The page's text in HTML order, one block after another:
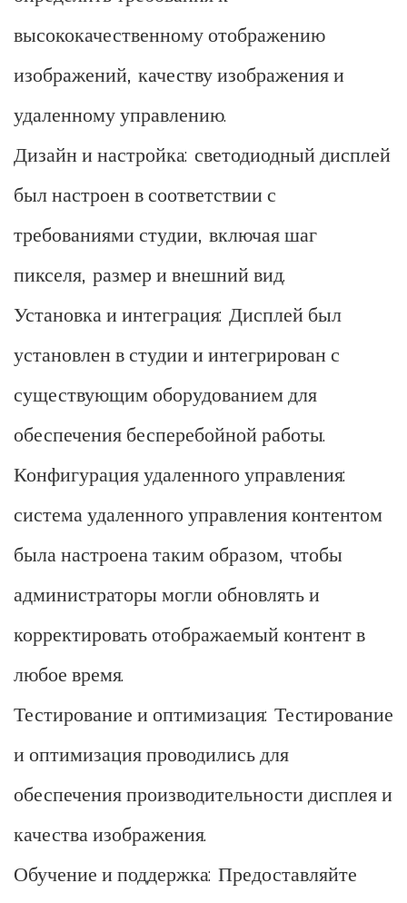
высококачественному отображению
изображений, качеству изображения и
удаленному управлению.
Дизайн и настройка: светодиодный дисплей
был настроен в соответствии с
требованиями студии, включая шаг
пикселя, размер и внешний вид.
Установка и интеграция: Дисплей был
установлен в студии и интегрирован с
существующим оборудованием для
обеспечения бесперебойной работы.
Конфигурация удаленного управления:
система удаленного управления контентом
была настроена таким образом, чтобы
администраторы могли обновлять и
корректировать отображаемый контент в
любое время.
Тестирование и оптимизация: Тестирование
и оптимизация проводились для
обеспечения производительности дисплея и
качества изображения.
Обучение и поддержка: Предоставляйте